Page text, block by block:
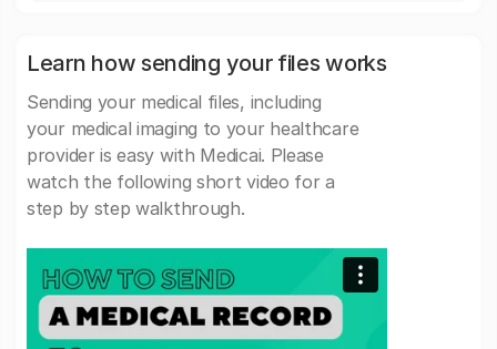
Learn how sending your files works
Sending your medical files, including
your medical imaging to your healthcare
provider is easy with Medicai. Please
watch the following short video for a
step by step walkthrough.